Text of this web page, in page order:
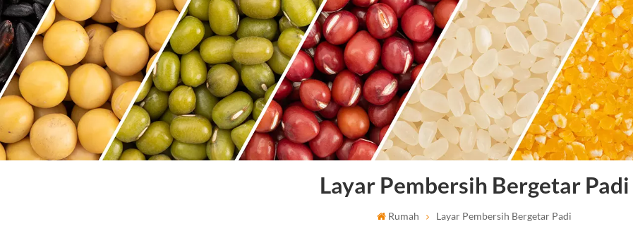
Layar Pembersih Bergetar Padi
Rumah Layar Pembersih Bergetar Padi